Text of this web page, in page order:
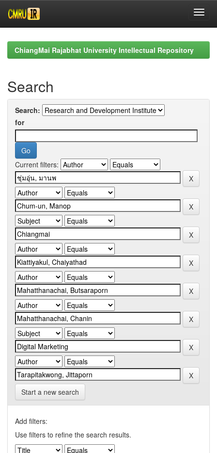
navigationChiangMai Rajabhat University Intellectual Repository
Search
Search:
for
Current filters:
Start a new search
Add filters:
Use filters to refine the search results.